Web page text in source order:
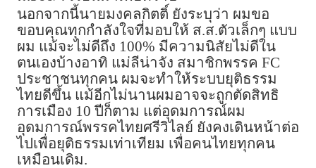
นอกจากนี้นายมงคลกิตติ์ ยังระบุว่า ผมขอ
ขอบคุณทุกกำลังใจที่มอบให้ ส.ส.ตัวเล็กๆ แบบ
ผม แม้จะไม่ดีถึง 100% มีความนิสัยไม่ดีใน
ตนเองบ้างอาทิ แม่ลีน่าจัง สมาชิกพรรค FC
ประชาชนทุกคน ผมจะทำให้ระบบยุติธรรม
ไทยดีขึ้น แม้อีกไม่นานผมอาจจะถูกตัดสิทธิ
การเมือง 10 ปีก็ตาม แต่อุดมการณ์ผม
อุดมการณ์พรรคไทยศรีวิไลย์ ยังคงเดินหน้าต่อ
ไปเพื่อยุติธรรมเท่าเทียม เพื่อคนไทยทุกคน
เหมือนเดิม.